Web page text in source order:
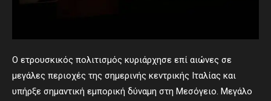
Ο ετρουσκικός πολιτισμός κυριάρχησε επί αιώνες σε
μεγάλες περιοχές της σημερινής κεντρικής Ιταλίας και
υπήρξε σημαντική εμπορική δύναμη στη Μεσόγειο. Μεγάλο